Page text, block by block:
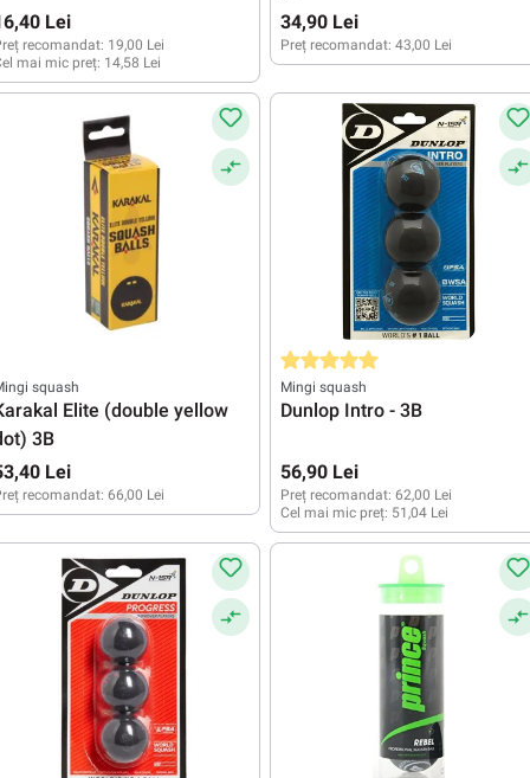
Lei
recomandat: 19,00 Lei
mai mic preț: 14,58 Lei
34,90 Lei
Preț recomandat: 43,00 Lei
squash
Elite (double yellow
3B
Lei
recomandat: 66,00 Lei
Evaluarea medie de 5 din 5 stele
Mingi squash
Dunlop Intro - 3B
56,90 Lei
Preț recomandat: 62,00 Lei
Cel mai mic preț: 51,04 Lei